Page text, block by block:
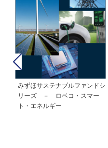
みずほサステナブルファンドシ
リーズ － ロベコ・スマー
ト・エネルギー